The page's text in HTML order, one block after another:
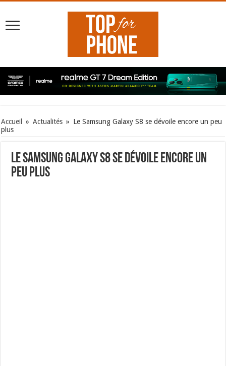
Accueil » Actualités » Le Samsung Galaxy S8 se dévoile encore un peu
plus
Le Samsung Galaxy S8 se dévoile encore un
peu plus